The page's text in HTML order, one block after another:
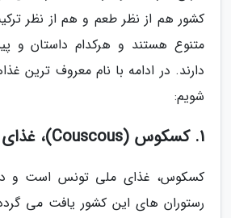
کشور هم از نظر طعم و هم از نظر
متنوع هستند و هرکدام داستان و
دارند. در ادامه با نام معروف ترین
شویم:
1. کسکوس (Couscous)، غذای ملی تونس
کسکوس، غذای ملی تونس است و
رستوران های این کشور یافت می